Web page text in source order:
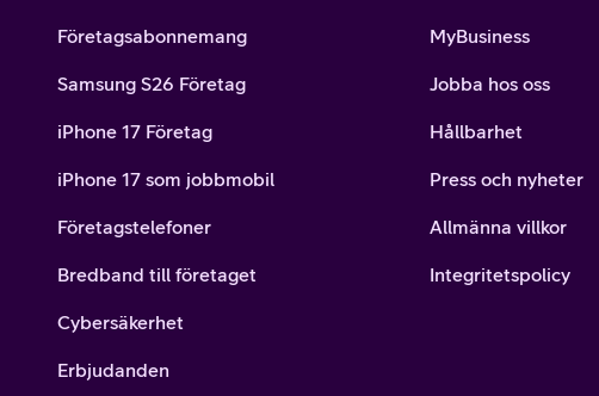
Företagsabonnemang
Samsung S26 Företag
iPhone 17 Företag
iPhone 17 som jobbmobil
Företagstelefoner
Bredband till företaget
Cybersäkerhet
Erbjudanden
MyBusiness
Jobba hos oss
Hållbarhet
Press och nyheter
Allmänna villkor
Integritetspolicy